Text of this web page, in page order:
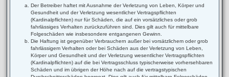
Der Betreiber haftet mit Ausnahme der Verletzung von Leben, Körper und
Gesundheit und der Verletzung wesentlicher Vertragspflichten
(Kardinalpflichten) nur für Schäden, die auf ein vorsätzliches oder grob
fahrlässiges Verhalten zurückzuführen sind. Dies gilt auch für mittelbare
Folgeschäden wie insbesondere entgangenen Gewinn.
Die Haftung ist gegenüber Verbrauchern außer bei vorsätzlichem oder grob
fahrlässigem Verhalten oder bei Schäden aus der Verletzung von Leben,
Körper und Gesundheit und der Verletzung wesentlicher Vertragspflichten
(Kardinalpflichten) auf die bei Vertragsschluss typischerweise vorhersehbaren
Schäden und im übrigen der Höhe nach auf die vertragstypischen